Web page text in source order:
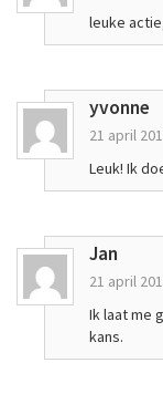
leuke
yvonne
21 april
Leuk! Ik
Jan
21 april
Ik laat me
kans.